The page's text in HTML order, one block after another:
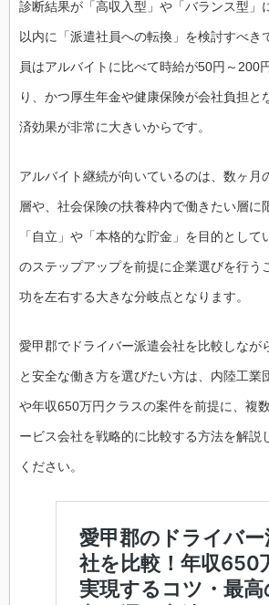
診断結果が「高収入型」や「バランス型」
以内に「派遣社員への転換」を検討すべき
員はアルバイトに比べて時給が50円～200
り、かつ厚生年金や健康保険が会社負担と
済効果が非常に大きいからです。
アルバイト継続が向いているのは、数ヶ月
層や、社会保険の扶養枠内で働きたい層に
「自立」や「本格的な貯金」を目的とし
のステップアップを前提に企業選びを行う
功を左右する大きな分岐点となります。
愛甲郡でドライバー派遣会社を比較しなが
と安全な働き方を選びたい方は、内陸工業
や年収650万円クラスの案件を前提に、複
ービス会社を戦略的に比較する方法を解説
ください。